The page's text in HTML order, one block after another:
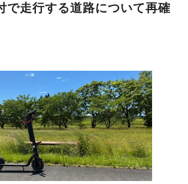
で走行する道路について再確